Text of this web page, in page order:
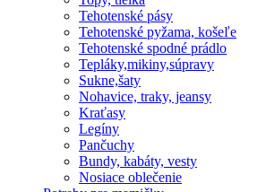
Tehotenské pásy
Tehotenské pyžama, košeľe
Tehotenské spodné prádlo
Tepláky,mikiny,súpravy
Sukne,šaty
Nohavice, traky, jeansy
Kraťasy
Legíny
Pančuchy
Bundy, kabáty, vesty
Nosiace oblečenie